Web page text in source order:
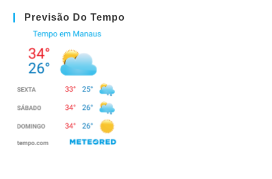
Previsão Do Tempo